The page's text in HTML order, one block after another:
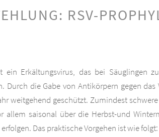
RSV-
ein Erkältungsvirus, das bei Säuglingen
Durch die Gabe von Antikörpern gegen
weitgehend geschützt. Zumindest
allem saisonal über die Herbst-und
Das praktische Vorgehen ist wie folgt: